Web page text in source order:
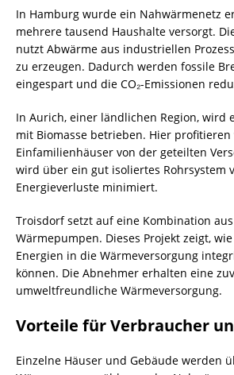
In Hamburg wurde ein Nahwärmenetz
mehrere tausend Haushalte versorgt.
nutzt Abwärme aus industriellen
zu erzeugen. Dadurch werden fossile
eingespart und die CO₂-Emissionen
In Aurich, einer ländlichen Region, wird
mit Biomasse betrieben. Hier profitieren
Einfamilienhäuser von der geteilten
wird über ein gut isoliertes Rohrsystem
Energieverluste minimiert.
Troisdorf setzt auf eine Kombination
Wärmepumpen. Dieses Projekt zeigt,
Energien in die Wärmeversorgung
können. Die Abnehmer erhalten eine
umweltfreundliche Wärmeversorgung.
Vorteile für Verbraucher
Einzelne Häuser und Gebäude werden